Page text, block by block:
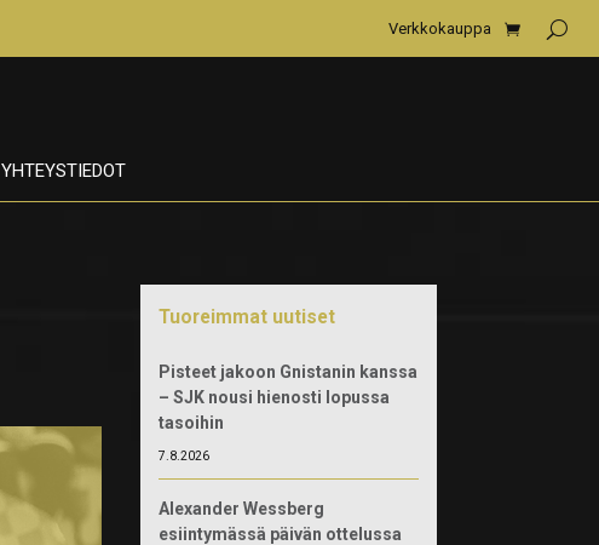
Verkkokauppa
YHTEYSTIEDOT
Tuoreimmat uutiset
Pisteet jakoon Gnistanin kanssa
– SJK nousi hienosti lopussa
tasoihin
7.8.2026
Alexander Wessberg
esiintymässä päivän ottelussa